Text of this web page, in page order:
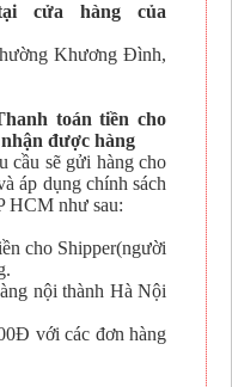
cửa hàng của
Khương Đình,
toán tiền cho
được hàng
sẽ gửi hàng cho
áp dụng chính sách
HCM như sau:
cho Shipper(người
nội thành Hà Nội
với các đơn hàng